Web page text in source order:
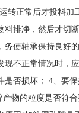
转正常后才投料加
料排净，然后才切
务使轴承保持良好
现不正常情况时，
否损坏； 4、要保
物的粒度是否符